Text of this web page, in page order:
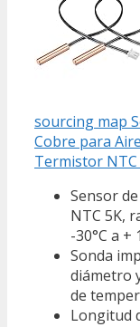
sourcing map
Cobre para
Termistor NTC
Sensor
NTC 5K,
-30°C a +
Sonda
diámetro
de
Longitud